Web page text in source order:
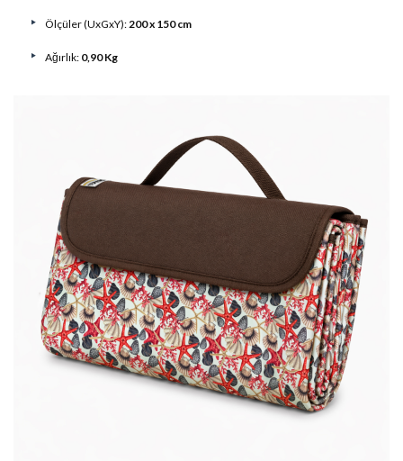
Ölçüler (UxGxY):200 x 150 cm
Ağırlık: 0,90 Kg